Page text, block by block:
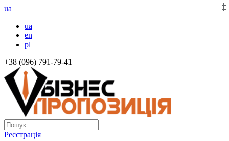
ua
ua
en
pl
+38 (096) 791-79-41
Реєстрація